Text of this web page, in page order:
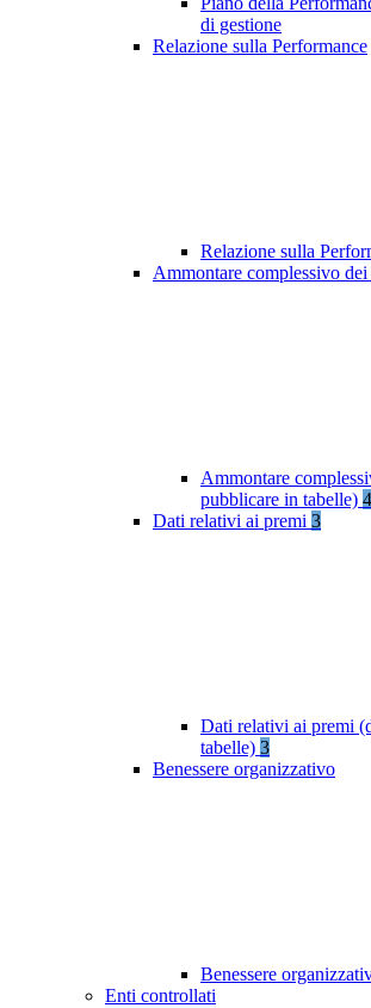
di gestione
Relazione sulla Performance
Relazione sulla
Ammontare complessivo dei
Ammontare
pubblicare in tabelle) 4
Dati relativi ai premi 3
Dati relativi ai premi
tabelle) 3
Benessere organizzativo
Benessere
Enti controllati